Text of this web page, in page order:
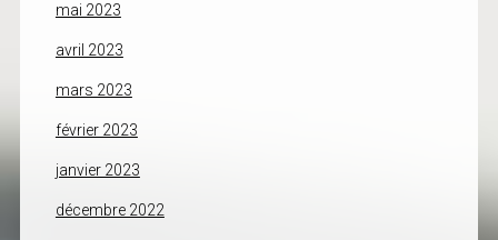
mai 2023
avril 2023
mars 2023
février 2023
janvier 2023
décembre 2022